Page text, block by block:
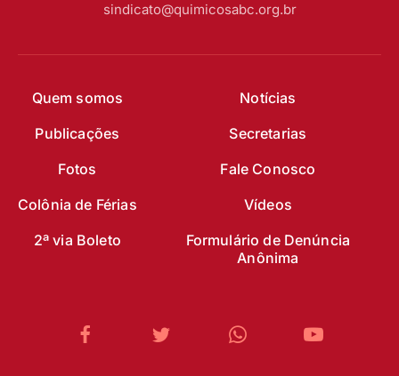
Quem somos
Notícias
Publicações
Secretarias
Fotos
Fale Conosco
Colônia de Férias
Vídeos
2ª via Boleto
Formulário de Denúncia
Anônima
sindicato@quimicosabc.org.br